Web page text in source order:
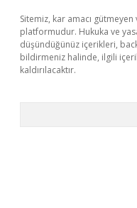
Sitemiz, kar amacı
platformudur. Hukuka ve
düşündüğünüz içerikleri,
bildirmeniz halinde, ilgili
kaldırılacaktır.